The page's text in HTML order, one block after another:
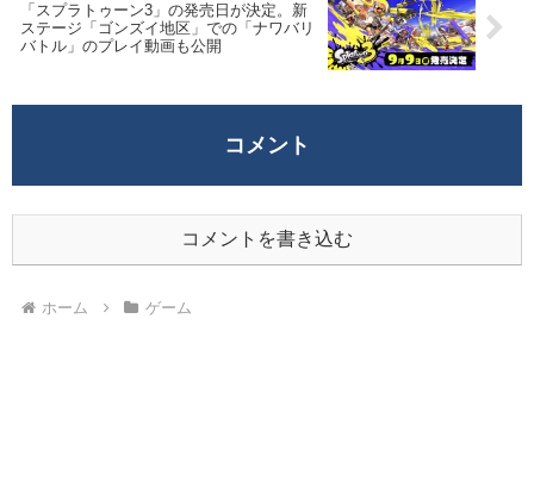
「スプラトゥーン3」の発売日が決定。新
ステージ「ゴンズイ地区」での「ナワバリ
バトル」のプレイ動画も公開
コメント
コメントを書き込む
ホーム ゲーム